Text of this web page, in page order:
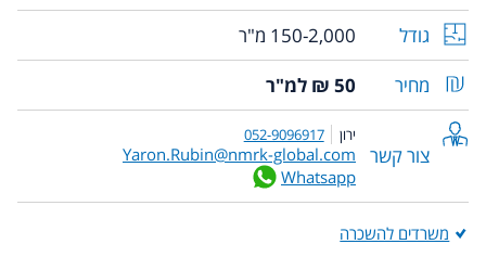
גודל
150-2,000 מ"ר
מחיר
50 ₪ למ"ר
צור קשר
ירון 052-9096917
Yaron.Rubin@nmrk-global.com
Whatsapp
משרדים להשכרה